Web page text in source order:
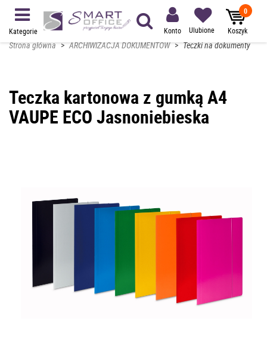
Kategorie Konto Ulubione
0
Koszyk
Strona główna > ARCHIWIZACJA DOKUMENTÓW > Teczki na dokumenty
Teczka kartonowa z gumką A4
VAUPE ECO Jasnoniebieska